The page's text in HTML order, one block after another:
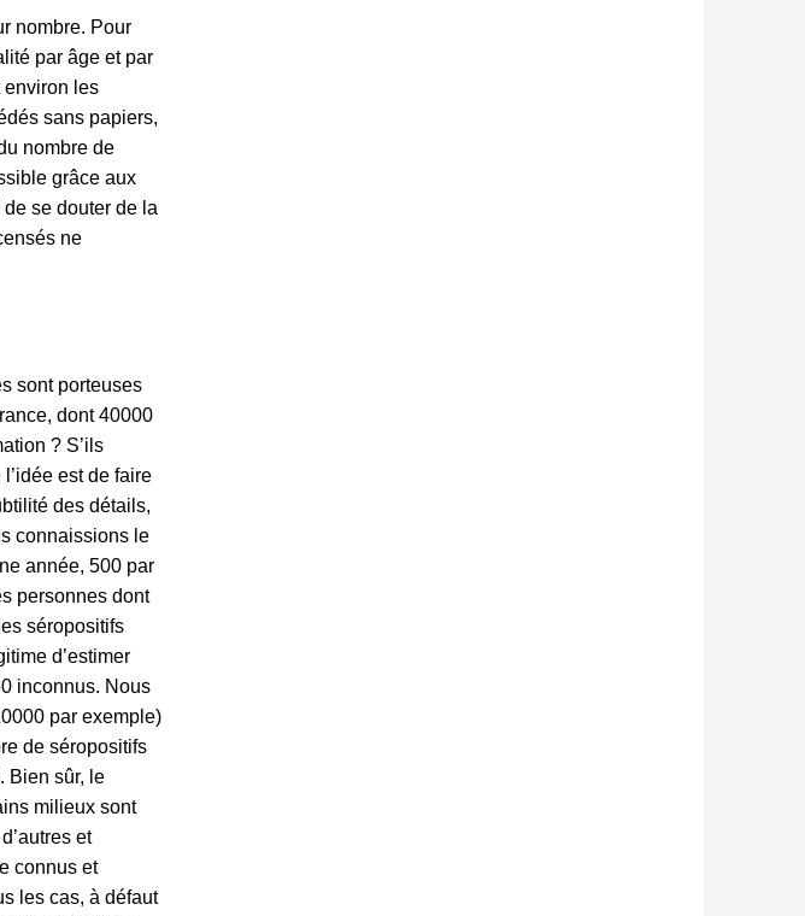
nombre. Pour
par âge et par
environ les
sans papiers,
nombre de
grâce aux
se douter de la
ne
sont porteuses
dont 40000
? S’ils
est de faire
des détails,
connaissions le
année, 500 par
personnes dont
séropositifs
d’estimer
inconnus. Nous
par exemple)
de séropositifs
Bien sûr, le
milieux sont
et
connus et
les cas, à défaut